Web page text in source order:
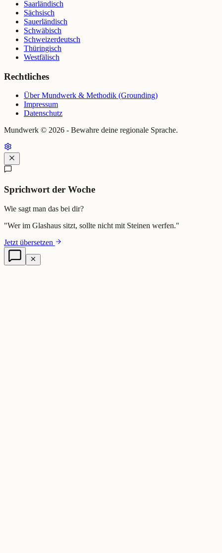
Saarländisch
Sächsisch
Sauerländisch
Schwäbisch
Schweizerdeutsch
Thüringisch
Westfälisch
Rechtliches
Über Mundwerk & Methodik (Grounding)
Impressum
Datenschutz
Mundwerk © 2026 - Bewahre deine regionale Sprache.
Sprichwort der Woche
Wie sagt man das bei dir?
"Wer im Glashaus sitzt, sollte nicht mit Steinen werfen."
Jetzt übersetzen